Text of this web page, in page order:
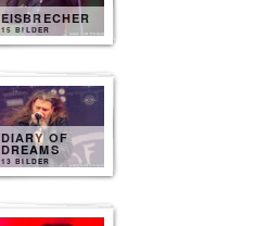
EISBRECHER
15 BILDER
DIARY OF
DREAMS
13 BILDER